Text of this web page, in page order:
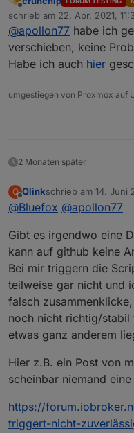
Javascript
ist zu Admin
Offline
schrieb am 22. Apr. 2021,
zuletzt editiert von crunchip
@apollon77 habe ich
verschieben, keine
Habe ich auch hier
umgestiegen von Proxmox auf
2 Monaten später
Q
Offline
Qlinkschrieb am 14. Juni
zuletzt editiert von
@Bluefox @apollon77
Gibt es irgendwo eine
kann auf github keine
Bei mir triggern die
teilweise gar nicht und
falsch
noch nicht richtig/
etwas ganz anderem
Hier z.B. ein Post von
scheinbar niemand
https://
triggert-nicht-